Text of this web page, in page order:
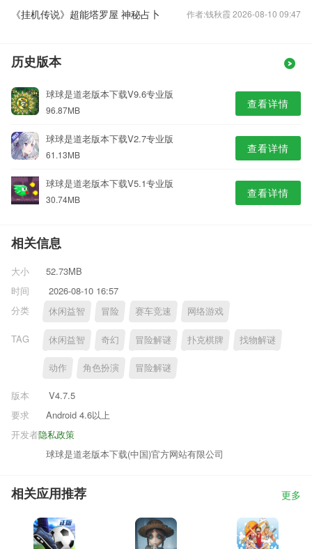
《挂机传说》超能塔罗屋 神秘占卜 作者:钱秋霞 2026-08-10 09:47
历史版本
球球是道老版本下载V9.6专业版
96.87MB 查看详情
球球是道老版本下载V2.7专业版
61.13MB 查看详情
球球是道老版本下载V5.1专业版
30.74MB 查看详情
相关信息
大小
52.73MB
时间
2026-08-10 16:57
分类
休闲益智 冒险 赛车竞速 网络游戏
TAG 休闲益智 奇幻 冒险解谜 扑克棋牌 找物解谜
动作 角色扮演 冒险解谜
版本
V4.7.5
要求
Android 4.6以上
隐私政策
开发者
球球是道老版本下载(中国)官方网站有限公司
相关应用推荐 更多